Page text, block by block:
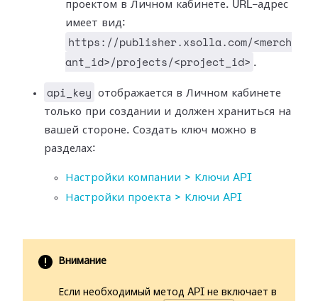
проектом в Личном кабинете. URL-адрес
имеет вид:
https://publisher.xsolla.com/<merch
ant_id>/projects/<project_id> .
api_key
отображается в Личном кабинете
только при создании и должен храниться на
вашей стороне. Создать ключ можно в
разделах:
Настройки компании > Ключи API
Настройки проекта > Ключи API
Внимание
Если необходимый метод API не включает в